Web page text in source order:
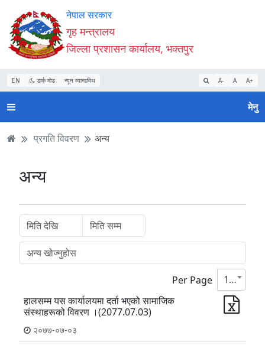
Accessibility
Mode
सुरु
गर्नुहोस्
सामाग्री
पढ्नुहाेस्
नेभिगेसन
पढ्नुहाेस्
वेबसाइट
खोजमा
जानुहोस्
नेपाल सरकार
गृह मन्त्रालय
जिल्ला प्रशासन कार्यालय, भक्तपुर
EN डार्क मोड न्यून व्यान्डविथ A- A A+
मेनु
प्रगति विवरण अन्य
अन्य
Per Page
10
हालसम्म यस कार्यालयमा दर्ता भएको सामाजिक
संस्थाहरूको विवरण ।(2077.07.03)
२०७७-०७-०३